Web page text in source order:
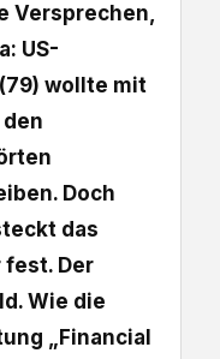
Versprechen,
US-
wollte mit
Doch
das
Der
Wie die
„Financial